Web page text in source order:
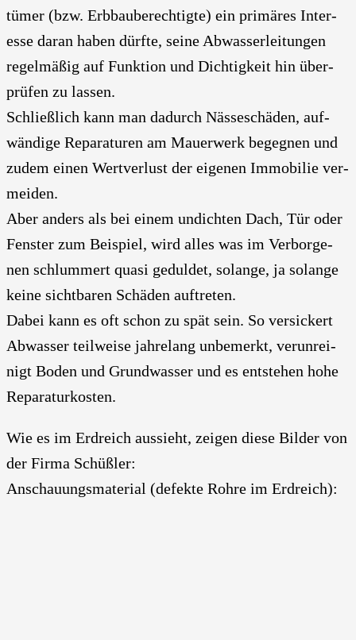
tü­mer (bzw. Erb­bau­be­rech­tig­te) ein pri­mä­res Inter­
es­se dar­an haben dürf­te, sei­ne Abwas­ser­lei­tun­gen
regel­mä­ßig auf Funk­ti­on und Dich­tig­keit hin über­
prü­fen zu las­sen.
Schließ­lich kann man dadurch Näs­se­schä­den, auf­
wän­di­ge Repa­ra­tu­ren am Mau­er­werk begeg­nen und
zudem einen Wert­ver­lust der eige­nen Immo­bi­lie ver­
mei­den.
Aber anders als bei einem undich­ten Dach, Tür oder
Fens­ter zum Bei­spiel, wird alles was im Ver­bor­ge­
nen schlum­mert qua­si gedul­det, solan­ge, ja solan­ge
kei­ne sicht­ba­ren Schä­den auf­tre­ten.
Dabei kann es oft schon zu spät sein. So ver­si­ckert
Abwas­ser teil­wei­se jah­re­lang unbe­merkt, ver­un­rei­
nigt Boden und Grund­was­ser und es ent­ste­hen hohe
Repa­ra­tur­kos­ten.
Wie es im Erd­reich aus­sieht, zei­gen die­se Bil­der von
der Fir­ma Schüß­ler:
Anschau­ungs­ma­te­ri­al (defek­te Roh­re im Erd­reich):